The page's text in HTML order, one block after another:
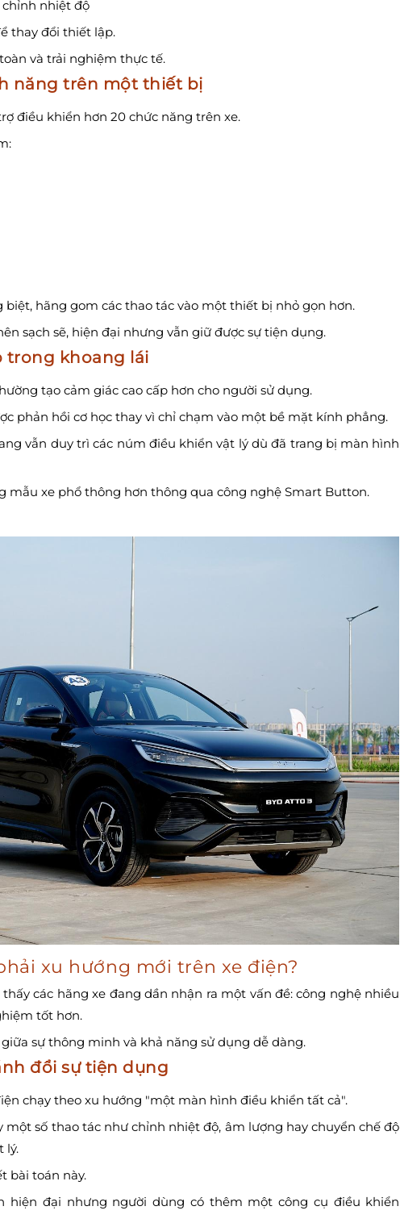
nhiệt độ
thay đổi thiết lập.
và trải nghiệm thực tế.
năng trên một thiết bị
điều khiển hơn 20 chức năng trên xe.
hãng gom các thao tác vào một thiết bị nhỏ gọn hơn.
sạch sẽ, hiện đại nhưng vẫn giữ được sự tiện dụng.
trong khoang lái
tạo cảm giác cao cấp hơn cho người sử dụng.
phản hồi cơ học thay vì chỉ chạm vào một bề mặt kính phẳng.
vẫn duy trì các núm điều khiển vật lý dù đã trang bị màn hình
mẫu xe phổ thông hơn thông qua công nghệ Smart Button.
xu hướng mới trên xe điện?
các hãng xe đang dần nhận ra một vấn đề: công nghệ nhiều
tốt hơn.
sự thông minh và khả năng sử dụng dễ dàng.
đổi sự tiện dụng
chạy theo xu hướng "một màn hình điều khiển tất cả".
số thao tác như chỉnh nhiệt độ, âm lượng hay chuyển chế độ
lý.
bài toán này.
hiện đại nhưng người dùng có thêm một công cụ điều khiển